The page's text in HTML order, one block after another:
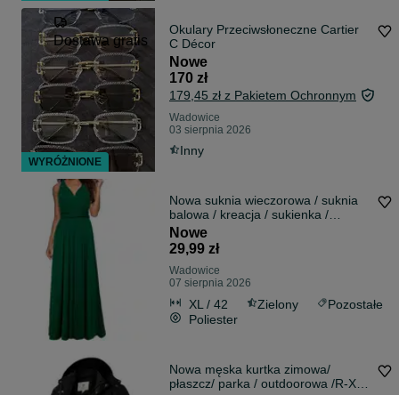
Dostawa gratis
Okulary Przeciwsłoneczne Cartier
C Décor
Nowe
170 zł
179,45 zł z Pakietem Ochronnym
Wadowice
03 sierpnia 2026
Inny
Nowa suknia wieczorowa / suknia
balowa / kreacja / sukienka /
!A2456!
Nowe
29,99 zł
Wadowice
07 sierpnia 2026
XL / 42 Zielony
Pozostałe
Poliester
Nowa męska kurtka zimowa/
płaszcz/ parka / outdoorowa /R-XL
WYRÓŻNIONE